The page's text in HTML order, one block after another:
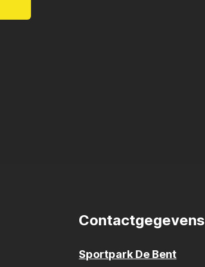
Contactgegevens
Sportpark De Bent